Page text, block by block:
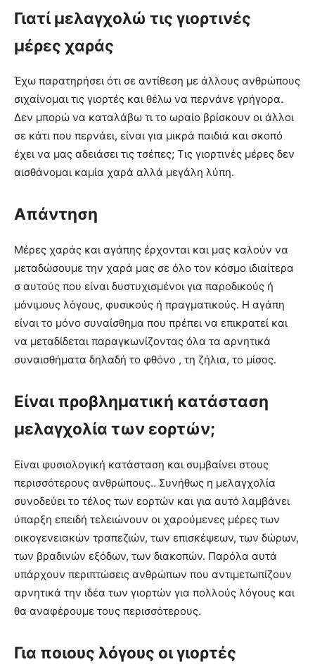
Γιατί μελαγχολώ τις γιορτινές
μέρες χαράς
Έχω παρατηρήσει ότι σε αντίθεση με άλλους ανθρώπους
σιχαίνομαι τις γιορτές και θέλω να περνάνε γρήγορα.
Δεν μπορώ να καταλάβω τι το ωραίο βρίσκουν οι άλλοι
σε κάτι που περνάει, είναι για μικρά παιδιά και σκοπό
έχει να μας αδειάσει τις τσέπες; Τις γιορτινές μέρες δεν
αισθάνομαι καμία χαρά αλλά μεγάλη λύπη.
Απάντηση
Μέρες χαράς και αγάπης έρχονται και μας καλούν να
μεταδώσουμε την χαρά μας σε όλο τον κόσμο ιδιαίτερα
σ αυτούς που είναι δυστυχισμένοι για παροδικούς ή
μόνιμους λόγους, φυσικούς ή πραγματικούς. Η αγάπη
είναι το μόνο συναίσθημα που πρέπει να επικρατεί και
να μεταδίδεται παραγκωνίζοντας όλα τα αρνητικά
συναισθήματα δηλαδή το φθόνο , τη ζήλια, το μίσος.
Είναι προβληματική κατάσταση
μελαγχολία των εορτών;
Είναι φυσιολογική κατάσταση και συμβαίνει στους
περισσότερους ανθρώπους.. Συνήθως η μελαγχολία
συνοδεύει το τέλος των εορτών και για αυτό λαμβάνει
ύπαρξη επειδή τελειώνουν οι χαρούμενες μέρες των
οικογενειακών τραπεζιών, των επισκέψεων, των δώρων,
των βραδινών εξόδων, των διακοπών. Παρόλα αυτά
υπάρχουν περιπτώσεις ανθρώπων που αντιμετωπίζουν
αρνητικά την ιδέα των γιορτών για πολλούς λόγους και
θα αναφέρουμε τους περισσότερους.
Για ποιους λόγους οι γιορτές